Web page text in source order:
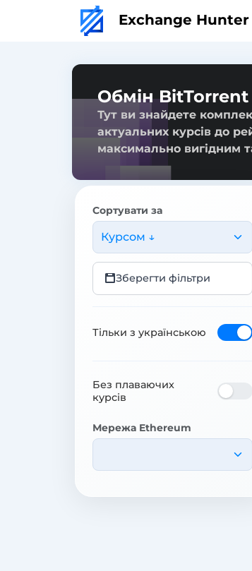
Exchange Hunter
Обмін
Тут ви знайдете
актуальних курсів до
максимально вигідним
Сортувати за
Курсом ↓
Зберегти фільтри
Тільки з українською
Без плаваючих
курсів
Мережа Ethereum